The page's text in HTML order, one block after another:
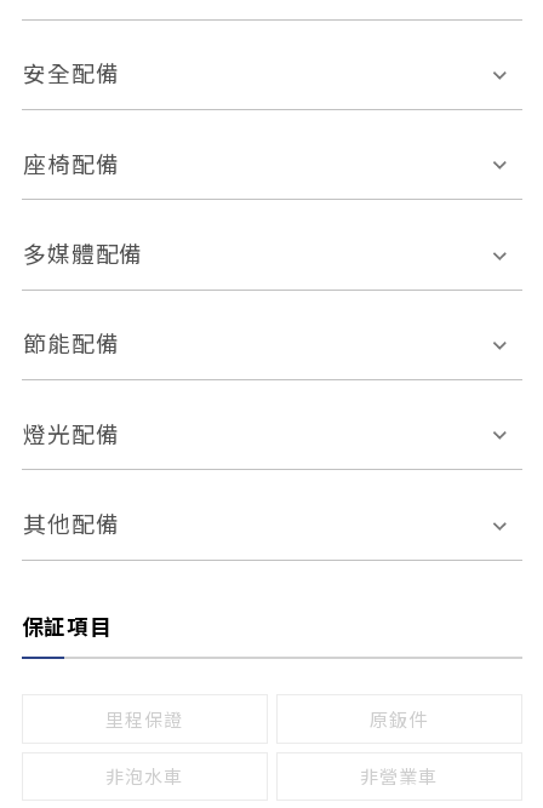
後視鏡方向指示燈
多功能方向盤
恆溫空調
安全配備
前座正面氣囊
ABS防鎖死
車道偏離警示
自動停車系統 盲點偵測系統
倒車雷達
座椅配備
皮椅
無
有
多媒體配備
外部音源接入
節能配備
引擎啟閉系統
燈光配備
感應頭燈
頭燈光源
其他配備
保証項目
里程保證 原鈑件
非泡水車 非營業車